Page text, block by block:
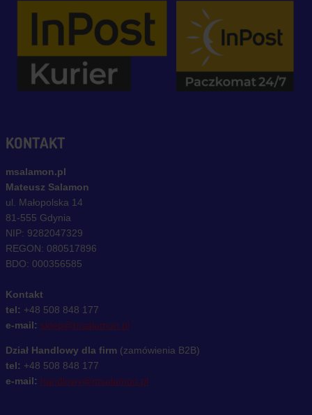
KONTAKT
msalamon.pl
Mateusz Salamon
ul. Małopolska 14
81-555 Gdynia
NIP: 9282047329
REGON: 080517896
BDO: 000356585
Kontakt
tel: +48 508 848 177
e-mail: sklep@msalamon.pl
Dział Handlowy dla firm (zamówienia B2B)
tel: +48 508 848 177
e-mail: handlowy@msalamon.pl